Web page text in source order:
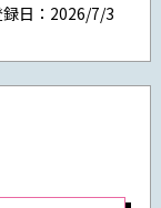
日：2026/7/3